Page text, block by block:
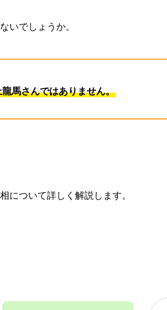
いでしょうか。
馬さんではありません。
について詳しく解説します。